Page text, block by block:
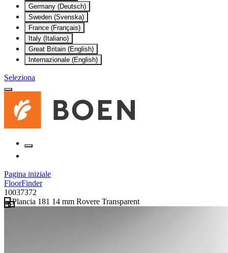
Germany (Deutsch)
Sweden (Svenska)
France (Français)
Italy (Italiano)
Great Britain (English)
Internazionale (English)
Seleziona
Pagina iniziale
FloorFinder
10037372